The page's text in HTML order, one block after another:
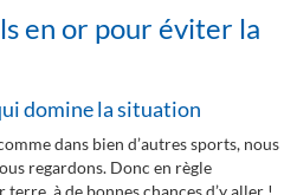
en or pour éviter la
domine la situation
dans bien d’autres sports, nous
regardons. Donc en règle